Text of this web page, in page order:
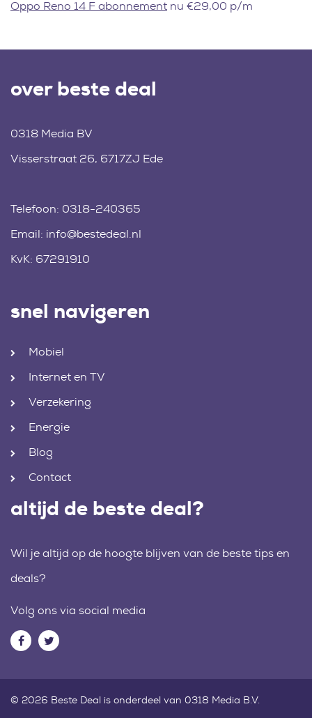
Oppo Reno 14 F abonnement nu €29,00 p/m
over beste deal
0318 Media BV
Visserstraat 26, 6717ZJ Ede
Telefoon: 0318-240365
Email: info@bestedeal.nl
KvK: 67291910
snel navigeren
Mobiel
Internet en TV
Verzekering
Energie
Blog
Contact
altijd de beste deal?
Wil je altijd op de hoogte blijven van de beste tips en
deals?
Volg ons via social media
© 2026 Beste Deal is onderdeel van 0318 Media B.V.